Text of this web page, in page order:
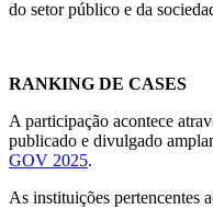
do setor público e da
RANKING DE CASES
A participação acontece
publicado e divulgado
GOV 2025.
As instituições pertencentes